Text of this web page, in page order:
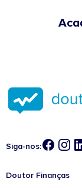
Siga-nos:
Doutor Finanças